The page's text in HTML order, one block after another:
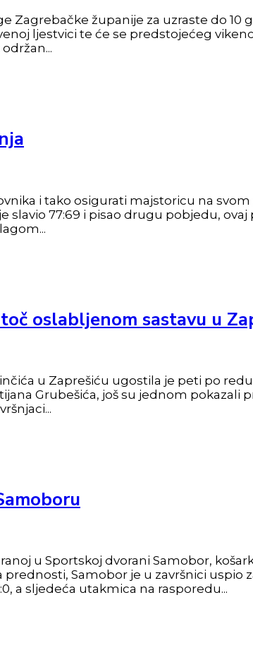
županije za uzraste do 10
ljestvici te će se predstojećeg
i tako osigurati majstoricu na
77:69 i pisao drugu pobjedu,
oslabljenom sastavu u
u Zaprešiću ugostila je peti po
Grubešića, još su jednom pokazali
u Sportskoj dvorani Samobor,
Samobor je u završnici
a sljedeća utakmica na rasporedu...